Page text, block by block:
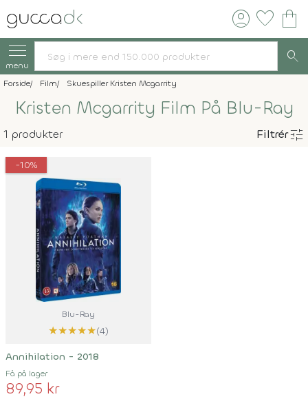
account_circle favorite shopping_bag
menu search
Forside Film Skuespiller Kristen Mcgarrity
Kristen Mcgarrity Film På Blu-Ray
1 produkter Filtrértune
-10%
Blu-Ray
★★★★★(4)
Annihilation - 2018
Få på lager
89,95 kr